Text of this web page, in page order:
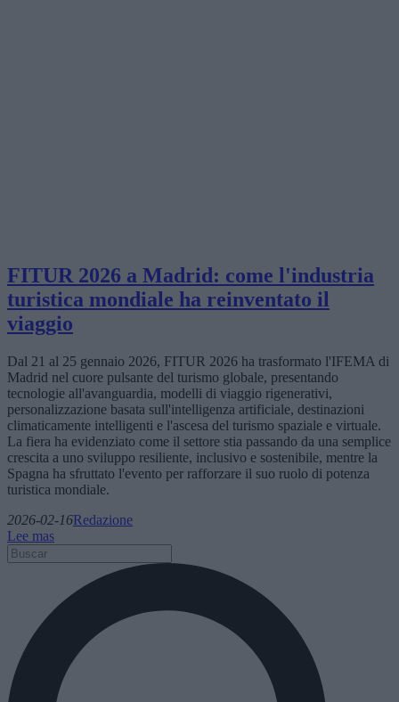
FITUR 2026 a Madrid: come l'industria
turistica mondiale ha reinventato il
viaggio
Dal 21 al 25 gennaio 2026, FITUR 2026 ha trasformato l'IFEMA di
Madrid nel cuore pulsante del turismo globale, presentando
tecnologie all'avanguardia, modelli di viaggio rigenerativi,
personalizzazione basata sull'intelligenza artificiale, destinazioni
climaticamente intelligenti e l'ascesa del turismo spaziale e virtuale.
La fiera ha evidenziato come il settore stia passando da una semplice
crescita a uno sviluppo resiliente, inclusivo e sostenibile, mentre la
Spagna ha sfruttato l'evento per rafforzare il suo ruolo di potenza
turistica mondiale.
2026-02-16Redazione
Lee mas